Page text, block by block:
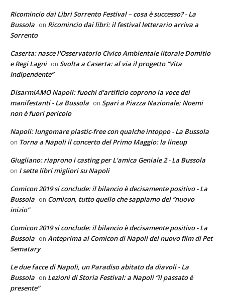
Ricomincio dai Libri Sorrento Festival – cosa è successo? - La
Bussola on Ricomincio dai libri: il festival letterario arriva a
Sorrento
Caserta: nasce l'Osservatorio Civico Ambientale litorale Domitio
e Regi Lagni on Svolta a Caserta: al via il progetto “Vita
Indipendente”
DisarmiAMO Napoli: fuochi d'artificio coprono la voce dei
manifestanti - La Bussola on Spari a Piazza Nazionale: Noemi
non è fuori pericolo
Napoli: lungomare plastic-free con qualche intoppo - La Bussola
on Torna a Napoli il concerto del Primo Maggio: la lineup
Giugliano: riaprono i casting per L'amica Geniale 2 - La Bussola
on I sette libri migliori su Napoli
Comicon 2019 si conclude: il bilancio è decisamente positivo - La
Bussola on Comicon, tutto quello che sappiamo del “nuovo
inizio”
Comicon 2019 si conclude: il bilancio è decisamente positivo - La
Bussola on Anteprima al Comicon di Napoli del nuovo film di Pet
Sematary
Le due facce di Napoli, un Paradiso abitato da diavoli - La
Bussola on Lezioni di Storia Festival: a Napoli “il passato è
presente”